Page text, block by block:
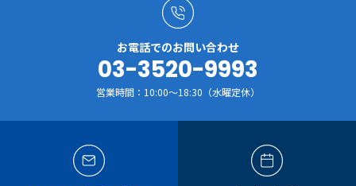
お電話でのお問い合わせ
03-3520-9993
営業時間：10:00～18:30（水曜定休）